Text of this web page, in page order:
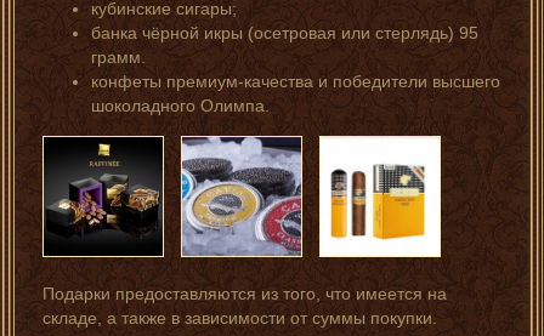
кубинские сигары;
банка чёрной икры (осетровая или стерлядь) 95
грамм.
конфеты премиум-качества и победители высшего
шоколадного Олимпа.
Подарки предоставляются из того, что имеется на
складе, а также в зависимости от суммы покупки.